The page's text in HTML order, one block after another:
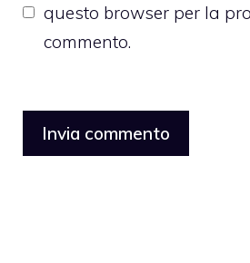
questo browser per la
commento.